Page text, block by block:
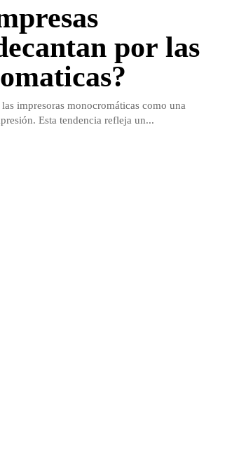
por las
impresoras monocromáticas como una
Esta tendencia refleja un...